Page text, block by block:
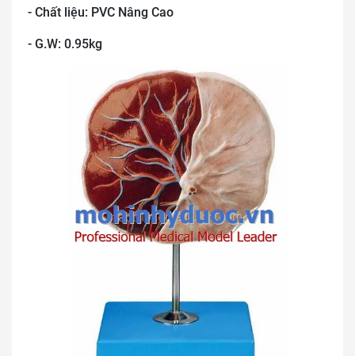
- Chất liệu: PVC Nâng Cao
- G.W: 0.95kg